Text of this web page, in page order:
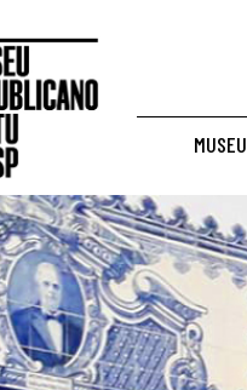
MUSEU